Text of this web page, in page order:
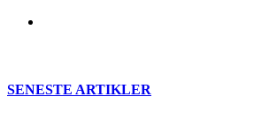
SENESTE ARTIKLER